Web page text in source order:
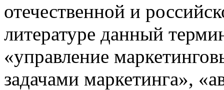
отечественной и
литературе данный
«управление
задачами марке­тинга»,